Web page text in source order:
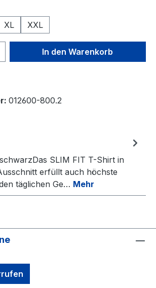
XL XXL
Gib den
In den Warenkorb
012600-800.2
SLIM FIT T-Shirt in
erfüllt auch höchste
täglichen Ge… Mehr